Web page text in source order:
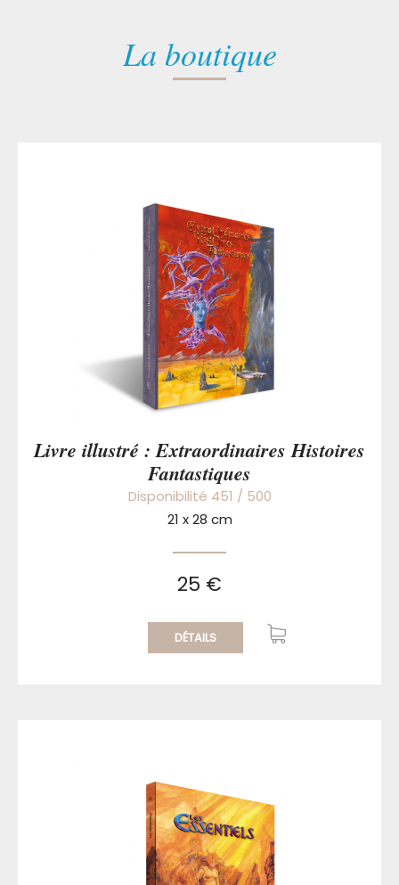
La boutique
Livre illustré : Extraordinaires Histoires
Fantastiques
Disponibilité 451 / 500
21 x 28 cm
25 €
DÉTAILS